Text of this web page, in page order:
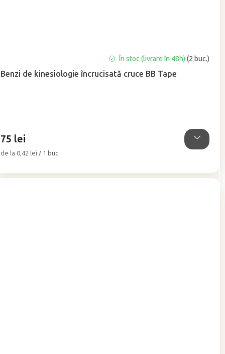
Benzi de kinesiologie încrucisată cruce BB Tape
medie
a
stele.
În stoc (livrare în 48h)(2 buc.)
75 lei
Evaluare
de la 0,42 lei / 1 buc.